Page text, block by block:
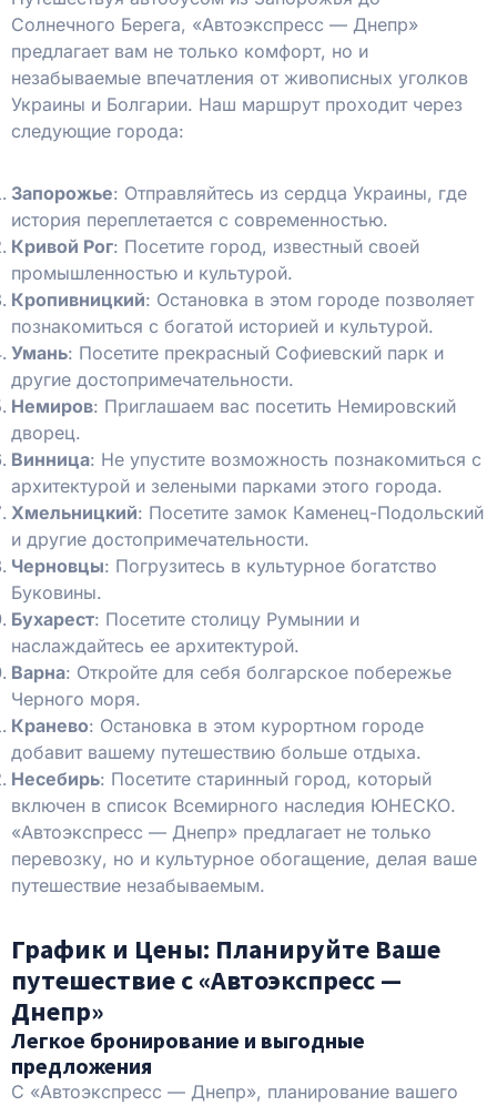
Солнечного Берега, «Автоэкспресс — Днепр»
предлагает вам не только комфорт, но и
незабываемые впечатления от живописных уголков
Украины и Болгарии. Наш маршрут проходит через
следующие города:
Запорожье: Отправляйтесь из сердца Украины, где
история переплетается с современностью.
Кривой Рог: Посетите город, известный своей
промышленностью и культурой.
Кропивницкий: Остановка в этом городе позволяет
познакомиться с богатой историей и культурой.
Умань: Посетите прекрасный Софиевский парк и
другие достопримечательности.
Немиров: Приглашаем вас посетить Немировский
дворец.
Винница: Не упустите возможность познакомиться с
архитектурой и зелеными парками этого города.
Хмельницкий: Посетите замок Каменец-Подольский
и другие достопримечательности.
Черновцы: Погрузитесь в культурное богатство
Буковины.
Бухарест: Посетите столицу Румынии и
наслаждайтесь ее архитектурой.
Варна: Откройте для себя болгарское побережье
Черного моря.
Кранево: Остановка в этом курортном городе
добавит вашему путешествию больше отдыха.
Несебирь: Посетите старинный город, который
включен в список Всемирного наследия ЮНЕСКО.
«Автоэкспресс — Днепр» предлагает не только
перевозку, но и культурное обогащение, делая ваше
путешествие незабываемым.
График и Цены: Планируйте Ваше
путешествие с «Автоэкспресс —
Днепр»
Легкое бронирование и выгодные
предложения
С «Автоэкспресс — Днепр», планирование вашего